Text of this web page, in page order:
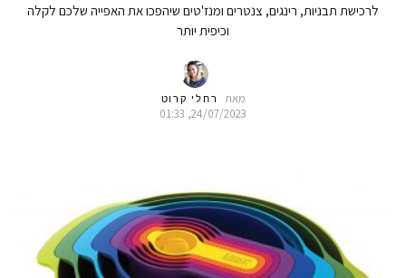
לרכישת תבניות, רינגים, צנטרים ומנז'טים שיהפכו את האפייה שלכם לקלה
וכיפית יותר
מאת רחלי קרוט
24/07/2023, 01:33